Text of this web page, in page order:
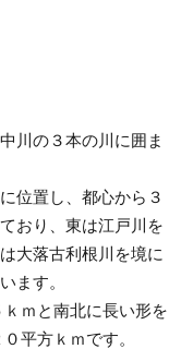
川の３本の川に囲ま
位置し、都心から３
おり、東は江戸川を
大落古利根川を境に
ます。
ｍと南北に長い形を
平方ｋｍです。